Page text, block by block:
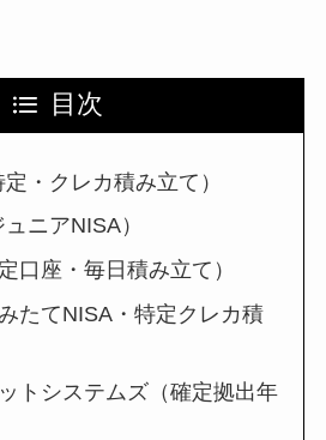
目次
・クレカ積み立て）
ュニアNISA）
口座・毎日積み立て）
たてNISA・特定クレカ積
トシステムズ（確定拠出年